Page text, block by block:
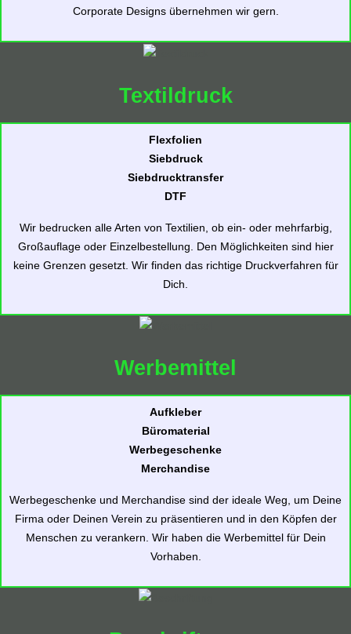
Corporate Designs übernehmen wir gern.
Textildruck
Flexfolien
Siebdruck
Siebdrucktransfer
DTF
Wir bedrucken alle Arten von Textilien, ob ein- oder mehrfarbig,
Großauflage oder Einzelbestellung. Den Möglichkeiten sind hier
keine Grenzen gesetzt. Wir finden das richtige Druckverfahren für
Dich.
Werbemittel
Aufkleber
Büromaterial
Werbegeschenke
Merchandise
Werbegeschenke und Merchandise sind der ideale Weg, um Deine
Firma oder Deinen Verein zu präsentieren und in den Köpfen der
Menschen zu verankern. Wir haben die Werbemittel für Dein
Vorhaben.